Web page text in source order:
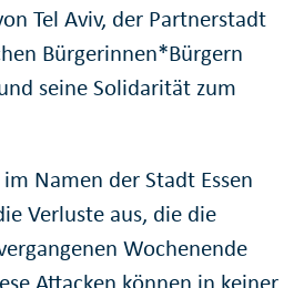
Tel Aviv, der Partnerstadt
Bürgerinnen*Bürgern
seine Solidarität zum
Namen der Stadt Essen
Verluste aus, die die
Wochenende
Attacken können in keiner